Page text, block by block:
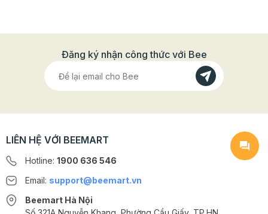
Đăng ký nhận công thức với Bee
LIÊN HỆ VỚI BEEMART
Hotline: 1900 636 546
Email: support@beemart.vn
Beemart Hà Nội